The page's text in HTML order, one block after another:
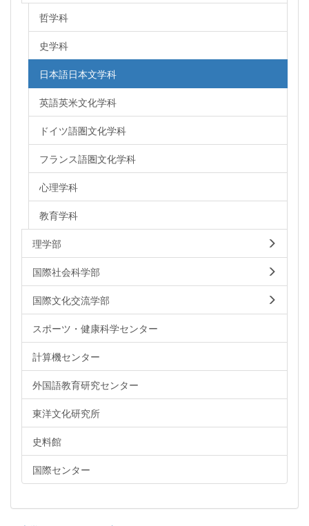
哲学科
史学科
日本語日本文学科
英語英米文化学科
ドイツ語圏文化学科
フランス語圏文化学科
心理学科
教育学科
理学部
国際社会科学部
国際文化交流学部
スポーツ・健康科学センター
計算機センター
外国語教育研究センター
東洋文化研究所
史料館
国際センター